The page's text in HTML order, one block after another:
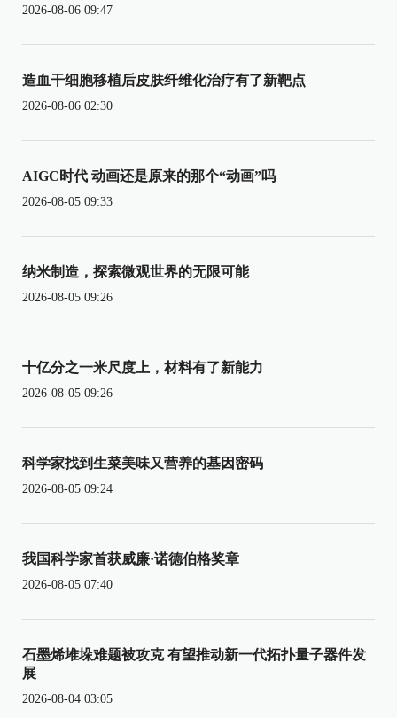
2026-08-06 09:47
造血干细胞移植后皮肤纤维化治疗有了新靶点
2026-08-06 02:30
AIGC时代 动画还是原来的那个“动画”吗
2026-08-05 09:33
纳米制造，探索微观世界的无限可能
2026-08-05 09:26
十亿分之一米尺度上，材料有了新能力
2026-08-05 09:26
科学家找到生菜美味又营养的基因密码
2026-08-05 09:24
我国科学家首获威廉·诺德伯格奖章
2026-08-05 07:40
石墨烯堆垛难题被攻克 有望推动新一代拓扑量子器件发
展
2026-08-04 03:05